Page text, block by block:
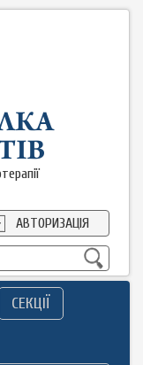
АВТОРИЗАЦІЯ
СЕКЦІЇ